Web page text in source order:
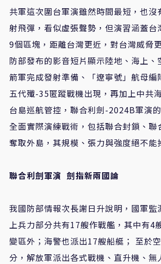
共軍這次圍台軍演雖然時間最短，也沒
射飛彈，看似虛張聲勢，但演習涵蓋台
9個區塊，距離台灣更近，對台灣威脅
防部發布的影音短片顯示陸地、海上、
箭軍完成發射準備、「遼寧號」航母編
五代殲-35匿蹤戰機出現，再加上中共
台島巡航管控，聯合利劍-2024B軍演
全面實際演練戰術，包括聯合封鎖、聯
奪取外島，其規模、張力與強度絕不能
聯合利劍軍演 劍指新兩國論
我國防部情報次長謝日升說明，國軍監
上兵力部分共有17艘作戰艦，其中有4
變區外；海警也派出17艘船艇； 至於
分，解放軍派出各式戰機、直升機、無